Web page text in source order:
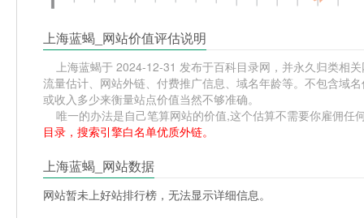
上海蓝蝎_网站价值评估说明
上海蓝蝎于 2024-12-31 发布于百科目录网，并永久归类相
流量估计、网站外链、付费推广信息、域名年龄等。不包含域
或收入多少来衡量站点价值当然不够准确。
唯一的办法是自己笔算网站的价值,这个估算不需要你雇佣任
目录，搜索引擎白名单优质外链。
上海蓝蝎_网站数据
网站暂未上好站排行榜，无法显示详细信息。